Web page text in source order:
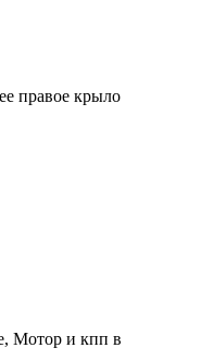
правое крыло
Мотор и кпп в